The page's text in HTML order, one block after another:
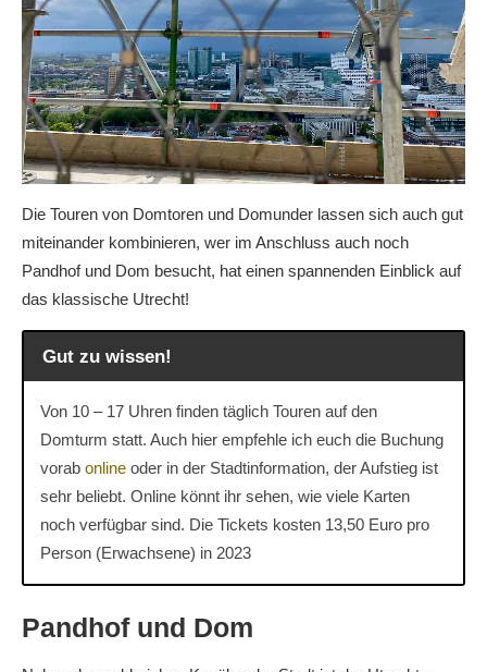
Die Touren von Domtoren und Domunder lassen sich auch gut
miteinander kombinieren, wer im Anschluss auch noch
Pandhof und Dom besucht, hat einen spannenden Einblick auf
das klassische Utrecht!
Gut zu wissen!
Von 10 – 17 Uhren finden täglich Touren auf den
Domturm statt. Auch hier empfehle ich euch die Buchung
vorab online oder in der Stadtinformation, der Aufstieg ist
sehr beliebt. Online könnt ihr sehen, wie viele Karten
noch verfügbar sind. Die Tickets kosten 13,50 Euro pro
Person (Erwachsene) in 2023
Pandhof und Dom